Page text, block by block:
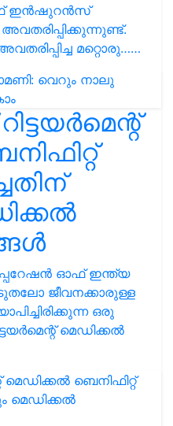
ഇൻഷുറൻസ്
മറ്റൊരു……
ഓഫ് ഇന്ത്യ
ജീവനക്കാരുള്ള
ഒരു
മെഡിക്കൽ